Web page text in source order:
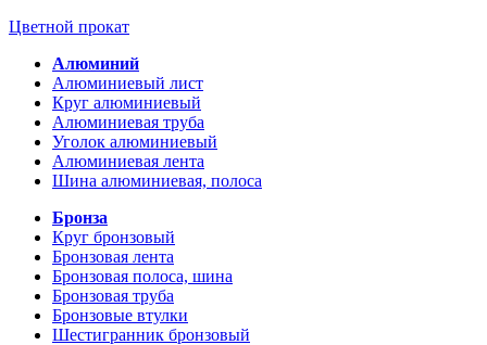
Цветной прокат
Алюминий
Алюминиевый лист
Круг алюминиевый
Алюминиевая труба
Уголок алюминиевый
Алюминиевая лента
Шина алюминиевая, полоса
Бронза
Круг бронзовый
Бронзовая лента
Бронзовая полоса, шина
Бронзовая труба
Бронзовые втулки
Шестигранник бронзовый